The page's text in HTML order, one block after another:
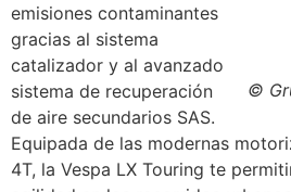
©
emisiones contaminantes
gracias al sistema
catalizador y al avanzado
sistema de recuperación
de aire secundarios SAS.
Equipada de las modernas
4T, la Vespa LX Touring te